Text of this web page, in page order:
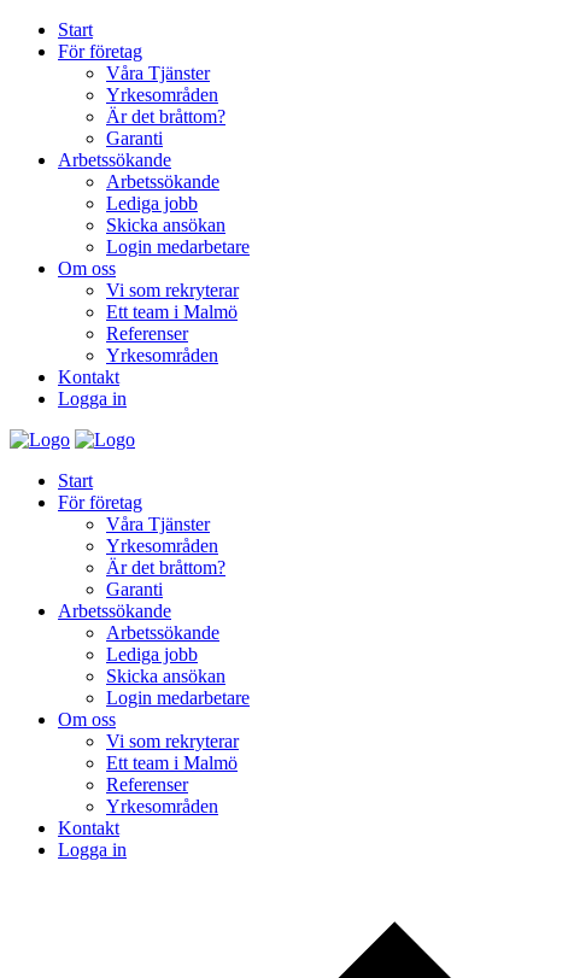
Start
För företag
Våra Tjänster
Yrkesområden
Är det bråttom?
Garanti
Arbetssökande
Arbetssökande
Lediga jobb
Skicka ansökan
Login medarbetare
Om oss
Vi som rekryterar
Ett team i Malmö
Referenser
Yrkesområden
Kontakt
Logga in
Start
För företag
Våra Tjänster
Yrkesområden
Är det bråttom?
Garanti
Arbetssökande
Arbetssökande
Lediga jobb
Skicka ansökan
Login medarbetare
Om oss
Vi som rekryterar
Ett team i Malmö
Referenser
Yrkesområden
Kontakt
Logga in